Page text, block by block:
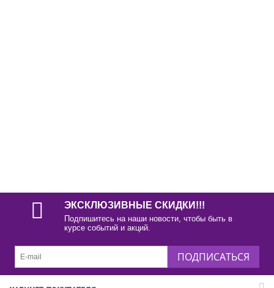
ЭКСКЛЮЗИВНЫЕ СКИДКИ!!!
Подпишитесь на наши новости, чтобы быть в
курсе событий и акций.
ПОДПИСАТЬСЯ